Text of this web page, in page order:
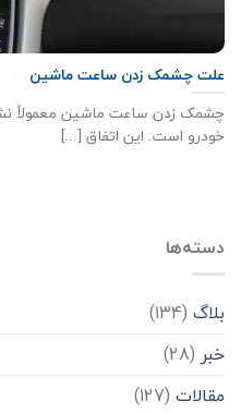
علت چشمک زدن ساعت ماشین
چشمک زدن ساعت ماشین معمولاً
خودرو است. این اتفاق [...]
دسته‌ها
بلاگ (134)
خبر (28)
مقالات (127)